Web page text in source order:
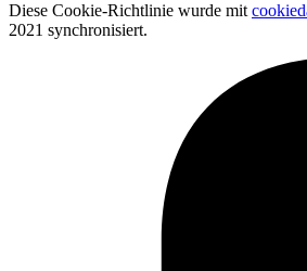
Diese Cookie-Richtlinie wurde mit
2021 synchronisiert.